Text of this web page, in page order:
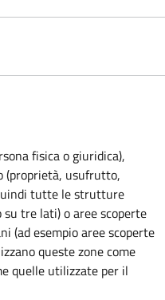
fisica o giuridica),
(proprietà, usufrutto,
tutte le strutture
tre lati) o aree scoperte
(ad esempio aree scoperte
queste zone come
quelle utilizzate per il